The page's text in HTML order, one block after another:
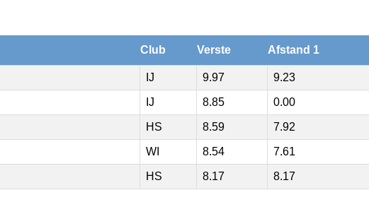
Club Verste Afstand 1
IJ 9.97 9.23
IJ 8.85 0.00
HS 8.59 7.92
WI 8.54 7.61
HS 8.17 8.17